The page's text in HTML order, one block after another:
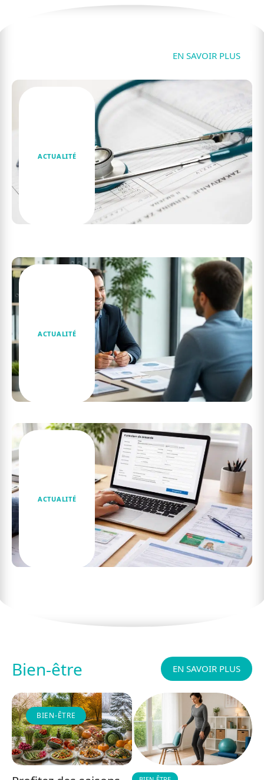
EN SAVOIR PLUS
ACTUALITÉ
ACTUALITÉ
ACTUALITÉ
Bien-être EN SAVOIR PLUS
BIEN-ÊTRE